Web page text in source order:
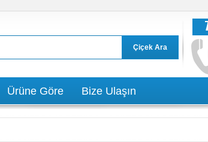
Ürüne Göre Bize Ulaşın